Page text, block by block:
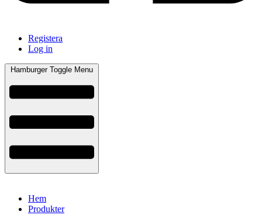
Registera
Log in
Hamburger Toggle Menu
Hem
Produkter